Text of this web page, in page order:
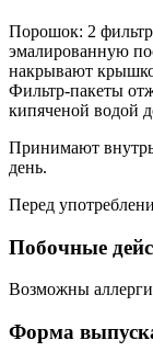
Порошок: 2
эмалированную
накрывают
Фильтр‑пакеты
кипяченой водой
Принимают внутрь
день.
Перед
Побочные
Возможны
Форма